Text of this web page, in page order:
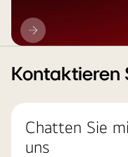
LG
Aktualisieren
Kontaktieren
Chatten Sie
uns